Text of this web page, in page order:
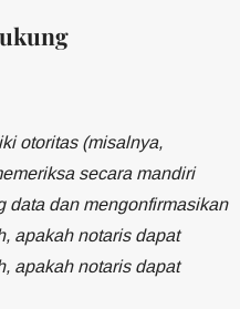
otoritas (misalnya,
secara mandiri
data dan mengonfirmasikan
apakah notaris dapat
apakah notaris dapat